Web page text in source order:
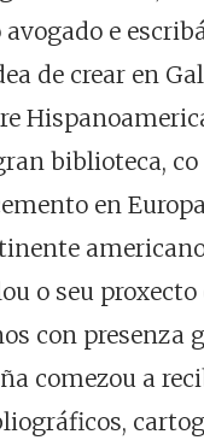
e
de crear en
biblioteca, co
en
o seu
con presenza
comezou a